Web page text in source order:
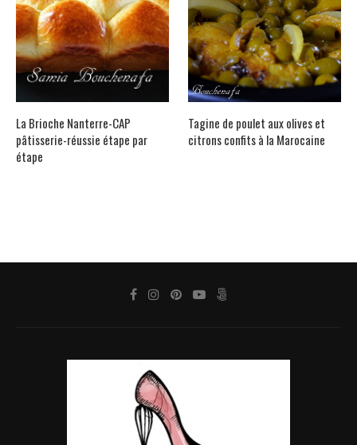
La Brioche Nanterre-CAP
pâtisserie-réussie étape par
étape
Tagine de poulet aux olives et
citrons confits à la Marocaine